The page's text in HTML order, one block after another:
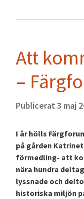
Att
–
Publicerat3 maj
I år hölls
på gården
förmedling- att
nära hundra
lyssnade och
historiska miljön